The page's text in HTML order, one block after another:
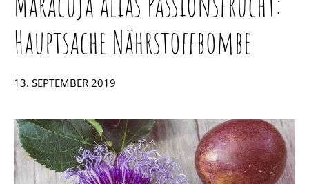
Hauptsache Nährstoffbombe
POSTED
13. SEPTEMBER 2019